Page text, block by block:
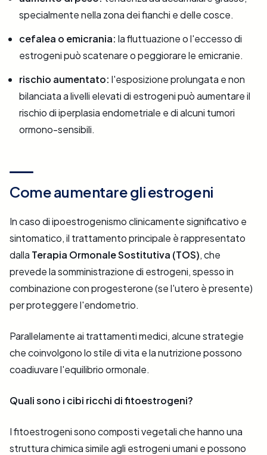
specialmente nella zona dei fianchi e delle cosce.
cefalea o emicrania: la fluttuazione o l'eccesso di
estrogeni può scatenare o peggiorare le emicranie.
rischio aumentato: l'esposizione prolungata e non
bilanciata a livelli elevati di estrogeni può aumentare il
rischio di iperplasia endometriale e di alcuni tumori
ormono-sensibili.
Come aumentare gli estrogeni
In caso di ipoestrogenismo clinicamente significativo e
sintomatico, il trattamento principale è rappresentato
dalla Terapia Ormonale Sostitutiva (TOS), che
prevede la somministrazione di estrogeni, spesso in
combinazione con progesterone (se l'utero è presente)
per proteggere l'endometrio.
Parallelamente ai trattamenti medici, alcune strategie
che coinvolgono lo stile di vita e la nutrizione possono
coadiuvare l'equilibrio ormonale.
Quali sono i cibi ricchi di fitoestrogeni?
I fitoestrogeni sono composti vegetali che hanno una
struttura chimica simile agli estrogeni umani e possono